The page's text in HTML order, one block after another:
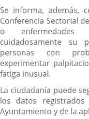
Se informa, además,
Conferencia Sectorial
o enfermedades
cuidadosamente su
personas con
experimentar
fatiga inusual.
La ciudadanía puede
los datos
Ayuntamiento y de la